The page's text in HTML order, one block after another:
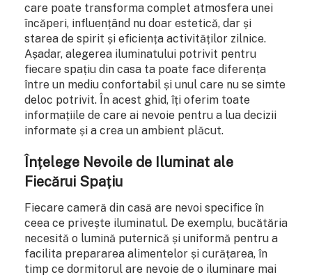
care poate transforma complet atmosfera unei
încăperi, influențând nu doar estetică, dar și
starea de spirit și eficiența activităților zilnice.
Așadar, alegerea iluminatului potrivit pentru
fiecare spațiu din casa ta poate face diferența
între un mediu confortabil și unul care nu se simte
deloc potrivit. În acest ghid, îți oferim toate
informațiile de care ai nevoie pentru a lua decizii
informate și a crea un ambient plăcut.
Înțelege Nevoile de Iluminat ale
Fiecărui Spațiu
Fiecare cameră din casă are nevoi specifice în
ceea ce privește iluminatul. De exemplu, bucătăria
necesită o lumină puternică și uniformă pentru a
facilita prepararea alimentelor și curățarea, în
timp ce dormitorul are nevoie de o iluminare mai